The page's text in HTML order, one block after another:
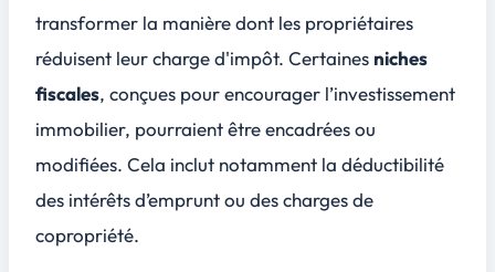
transformer la manière dont les propriétaires
réduisent leur charge d'impôt. Certaines niches
fiscales, conçues pour encourager l’investissement
immobilier, pourraient être encadrées ou
modifiées. Cela inclut notamment la déductibilité
des intérêts d’empruntou descharges de
copropriété.